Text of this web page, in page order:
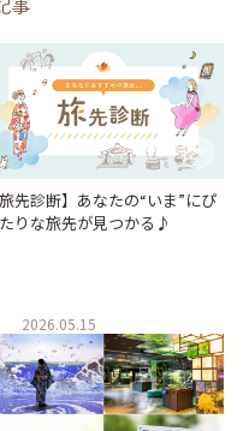
旅先診断】あなたの“いま”にぴ
りな旅先が見つかる♪
2026.05.15